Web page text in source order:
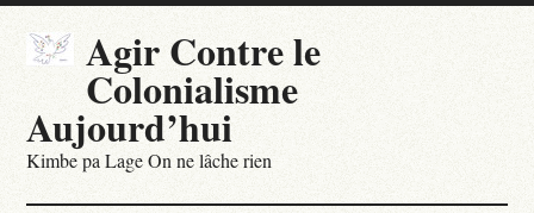
Agir Contre le
Colonialisme
Aujourd’hui
Kimbe pa Lage On ne lâche rien